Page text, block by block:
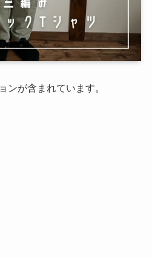
ンが含まれています。